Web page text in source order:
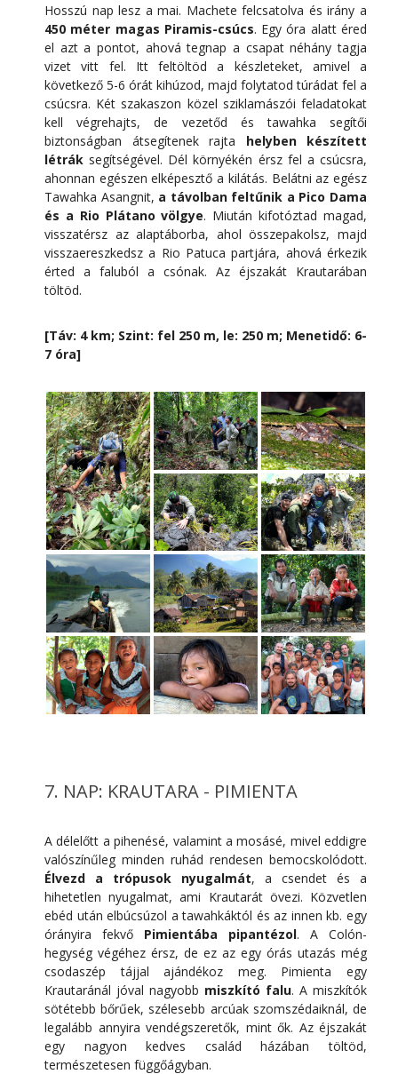
Hosszú nap lesz a mai. Machete felcsatolva és irány a
450 méter magas Piramis-csúcs. Egy óra alatt éred
el azt a pontot, ahová tegnap a csapat néhány tagja
vizet vitt fel. Itt feltöltöd a készleteket, amivel a
következő 5-6 órát kihúzod, majd folytatod túrádat fel a
csúcsra. Két szakaszon közel sziklamászói feladatokat
kell végrehajts, de vezetőd és tawahka segítői
biztonságban átsegítenek rajta helyben készített
létrák segítségével. Dél környékén érsz fel a csúcsra,
ahonnan egészen elképesztő a kilátás. Belátni az egész
Tawahka Asangnit, a távolban feltűnik a Pico Dama
és a Rio Plátano völgye. Miután kifotóztad magad,
visszatérsz az alaptáborba, ahol összepakolsz, majd
visszaereszkedsz a Rio Patuca partjára, ahová érkezik
érted a faluból a csónak. Az éjszakát Krautarában
töltöd.
[Táv: 4 km; Szint: fel 250 m, le: 250 m; Menetidő: 6-
7 óra]
7. NAP: KRAUTARA - PIMIENTA
A délelőtt a pihenésé, valamint a mosásé, mivel eddigre
valószínűleg minden ruhád rendesen bemocskolódott.
Élvezd a trópusok nyugalmát, a csendet és a
hihetetlen nyugalmat, ami Krautarát övezi. Közvetlen
ebéd után elbúcsúzol a tawahkáktól és az innen kb. egy
órányira fekvő Pimientába pipantézol. A Colón-
hegység végéhez érsz, de ez az egy órás utazás még
csodaszép tájjal ajándékoz meg. Pimienta egy
Krautaránál jóval nagyobb miszkító falu. A miszkítók
sötétebb bőrűek, szélesebb arcúak szomszédaiknál, de
legalább annyira vendégszeretők, mint ők. Az éjszakát
egy nagyon kedves család házában töltöd,
természetesen függőágyban.